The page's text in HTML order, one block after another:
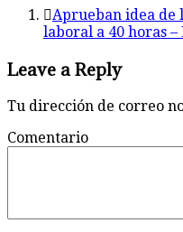
Aprueban idea de
laboral a 40 horas
Leave a Reply
Tu dirección de correo
Comentario